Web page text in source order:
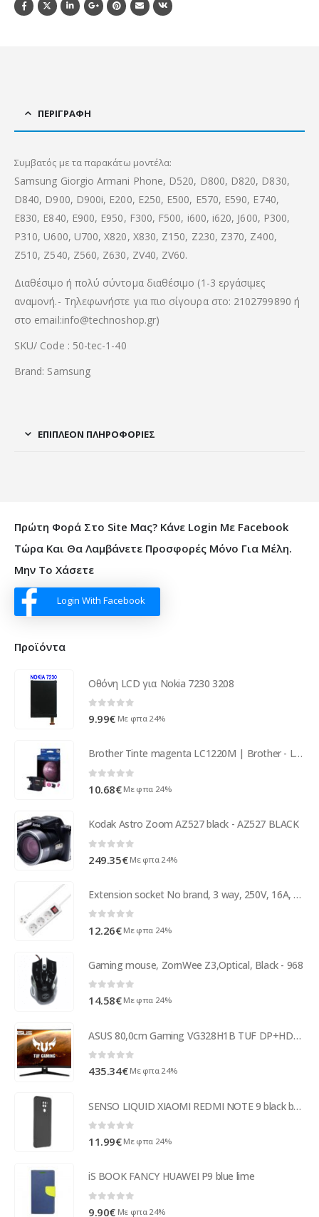
ΠΕΡΙΓΡΑΦΉ
Συμβατός με τα παρακάτω μοντέλα:
Samsung Giorgio Armani Phone, D520, D800, D820, D830,
D840, D900, D900i, E200, E250, E500, E570, E590, E740,
E830, E840, E900, E950, F300, F500, i600, i620, J600, P300,
P310, U600, U700, X820, X830, Z150, Z230, Z370, Z400,
Z510, Z540, Z560, Z630, ZV40, ZV60.
Διαθέσιμο ή πολύ σύντομα διαθέσιμο (1-3 εργάσιμες
αναμονή.- Τηλεφωνήστε για πιο σίγουρα στο: 2102799890 ή
στο email:info@technoshop.gr)
SKU/ Code : 50-tec-1-40
Brand: Samsung
ΕΠΙΠΛΈΟΝ ΠΛΗΡΟΦΟΡΊΕΣ
Πρώτη Φορά Στο Site Μας? Κάνε Login Με Facebook
Τώρα Και Θα Λαμβάνετε Προσφορές Μόνο Για Μέλη.
Μην Το Χάσετε
Login With Facebook
Προϊόντα
Οθόνη LCD για Nokia 7230 3208
0 out of 5
9.99€ Με φπα 24%
Brother Tinte magenta LC1220M | Brother - LC1220M
0 out of 5
10.68€ Με φπα 24%
Kodak Astro Zoom AZ527 black - AZ527 BLACK
249.35€ Με φπα 24%
Extension socket No brand, 3 way, 250V, 16A, Cable, 5m., With switch, White - 17876
12.26€ Με φπα 24%
Gaming mouse, ZornWee Z3,Optical, Black - 968
0 out of 5
14.58€ Με φπα 24%
ASUS 80,0cm Gaming VG328H1B TUF DP+HDMI WQHD Spk Curved 1ms 90LM0681-B01170
0out of 5
435.34€ Με φπα 24%
SENSO LIQUID XIAOMI REDMI NOTE 9 black backcover
0 out of 5
11.99€ Με φπα 24%
iS BOOK FANCY HUAWEI P9 blue lime
0 out of 5
9.90€ Με φπα 24%